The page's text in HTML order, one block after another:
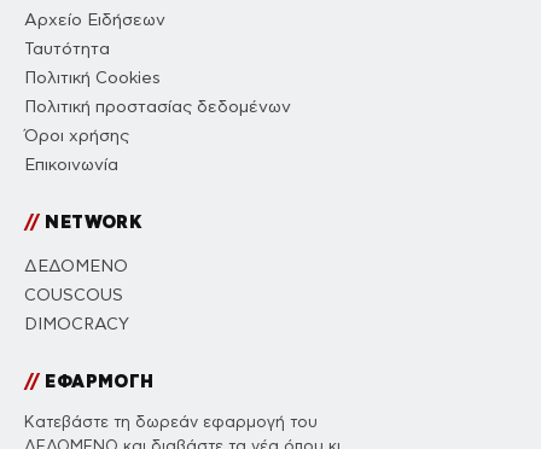
Αρχείο Ειδήσεων
Ταυτότητα
Πολιτική Cookies
Πολιτική προστασίας δεδομένων
Όροι χρήσης
Επικοινωνία
//NETWORK
ΔΕΔΟΜΕΝΟ
COUSCOUS
DIMOCRACY
//ΕΦΑΡΜΟΓΗ
Κατεβάστε τη δωρεάν εφαρμογή του